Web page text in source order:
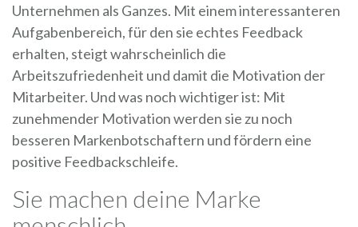
Unternehmen als Ganzes. Mit einem interessanteren
Aufgabenbereich, für den sie echtes Feedback
erhalten, steigt wahrscheinlich die
Arbeitszufriedenheit und damit die Motivation der
Mitarbeiter. Und was noch wichtiger ist: Mit
zunehmender Motivation werden sie zu noch
besseren Markenbotschaftern und fördern eine
positive Feedbackschleife.
Sie machen deine Marke